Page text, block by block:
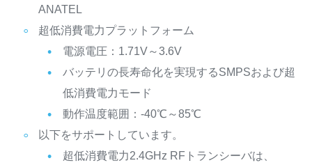
ANATEL
超低消費電力プラットフォーム
電源電圧：1.71V～3.6V
バッテリの長寿命化を実現するSMPSおよび超
低消費電力モード
動作温度範囲：-40℃～85℃
以下をサポートしています。
超低消費電力2.4GHz RFトランシーバは、